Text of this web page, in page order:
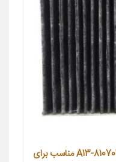
فیلتر کربن فعال کابین خودرو مدل A13-8107011 مناسب برای